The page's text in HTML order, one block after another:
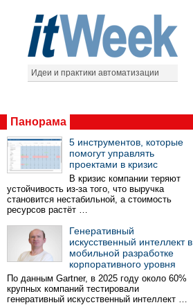
Идеи и практики автоматизации
Панорама
5 инструментов, которые
помогут управлять
проектами в кризис
В кризис компании теряют
устойчивость из-за того, что выручка
становится нестабильной, а стоимость
ресурсов растёт …
Генеративный
искусственный интеллект в
мобильной разработке
корпоративного уровня
По данным Gartner, в 2025 году около 60%
крупных компаний тестировали
генеративный искусственный интеллект …